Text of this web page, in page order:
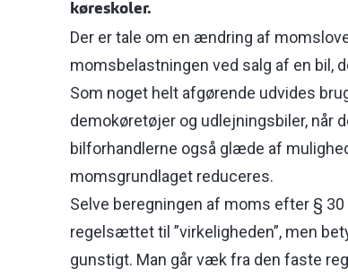
køreskoler.
Der er tale om en ændring af
momsbelastningen ved salg af en bil,
Som noget helt afgørende udvides
demokøretøjer og udlejningsbiler, når
bilforhandlerne også glæde af
momsgrundlaget reduceres.
Selve beregningen af moms efter §
regelsættet til ”virkeligheden”, men
gunstigt. Man går væk fra den faste